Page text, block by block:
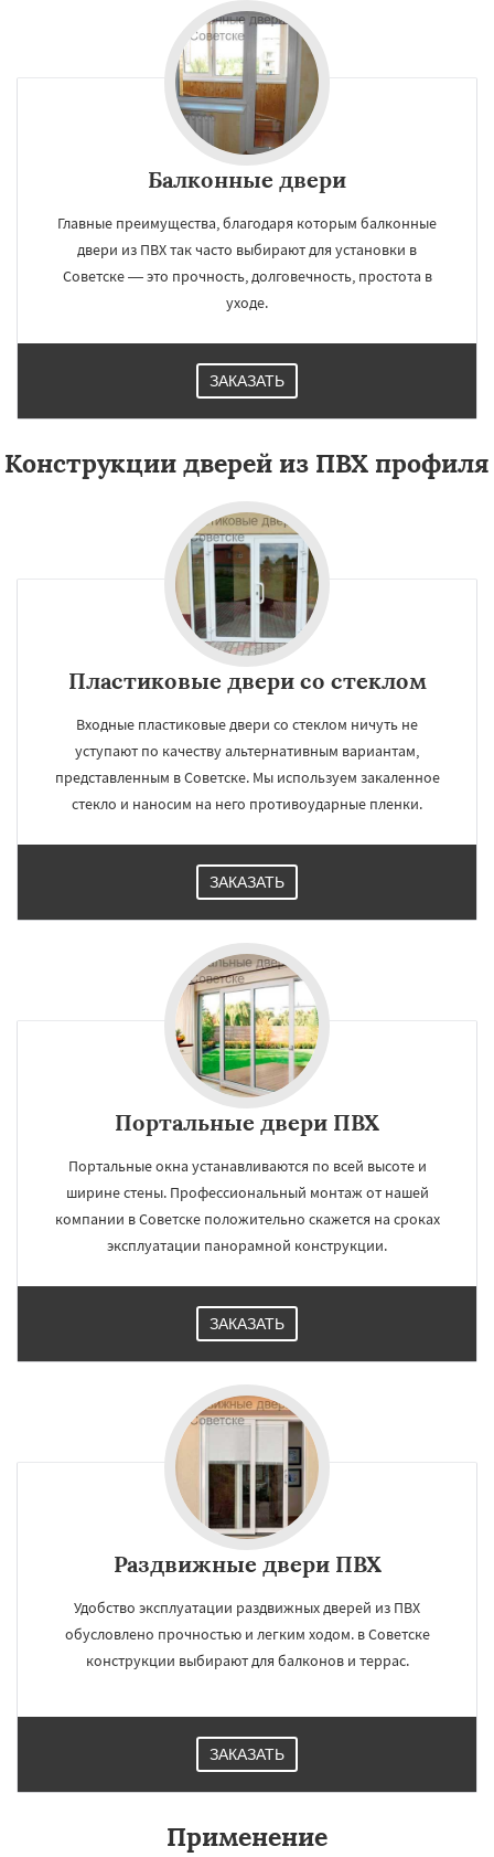
Балконные двери
Главные преимущества, благодаря которым балконные
двери из ПВХ так часто выбирают для установки в
Советске — это прочность, долговечность, простота в
уходе.
ЗАКАЗАТЬ
Конструкции дверей из ПВХ профиля
Пластиковые двери со стеклом
Входные пластиковые двери со стеклом ничуть не
уступают по качеству альтернативным вариантам,
представленным в Советске. Мы используем закаленное
стекло и наносим на него противоударные пленки.
ЗАКАЗАТЬ
Портальные двери ПВХ
Портальные окна устанавливаются по всей высоте и
ширине стены. Профессиональный монтаж от нашей
компании в Советске положительно скажется на сроках
эксплуатации панорамной конструкции.
ЗАКАЗАТЬ
Раздвижные двери ПВХ
Удобство эксплуатации раздвижных дверей из ПВХ
обусловлено прочностью и легким ходом. в Советске
конструкции выбирают для балконов и террас.
ЗАКАЗАТЬ
Применение